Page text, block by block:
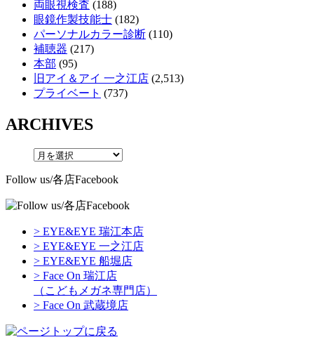
両眼視検査 (188)
眼鏡作製技能士 (182)
パーソナルカラー診断 (110)
補聴器 (217)
本部 (95)
旧アイ＆アイ 一之江店 (2,513)
プライベート (737)
ARCHIVES
Follow us/各店Facebook
> EYE&EYE 瑞江本店
> EYE&EYE 一之江店
> EYE&EYE 船堀店
> Face On 瑞江店
（こどもメガネ専門店）
> Face On 武蔵境店